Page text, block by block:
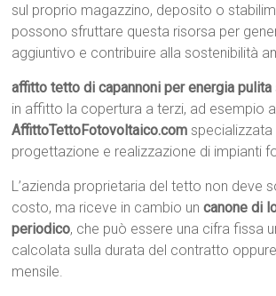
sul proprio magazzino, deposito o
possono sfruttare questa risorsa per
aggiuntivo e contribuire alla sostenibilità
affitto tetto di capannoni per energia pulita
in affitto la copertura a terzi, ad esempio
AffittoTettoFotovoltaico.com specializzata
progettazione e realizzazione di impianti
L’azienda proprietaria del tetto non deve
costo, ma riceve in cambio uncanone di
periodico, che può essere una cifra fissa
calcolata sulla durata del contratto
mensile.